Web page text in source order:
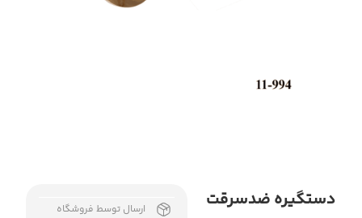
دستگیره ضدسرقت
ارسال توسط فروشگاه